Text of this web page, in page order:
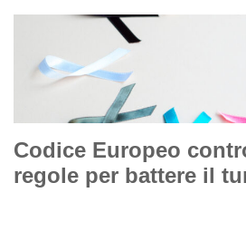
Codice Europeo
regole per battere il